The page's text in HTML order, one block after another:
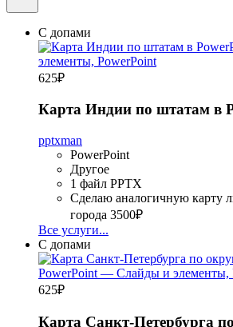
С допами
625₽
Карта Индии по штатам в
pptxman
PowerPoint
Другое
1 файл PPTX
Сделаю аналогичную карту
города 3500₽
Все услуги...
С допами
625₽
Карта Санкт-Петербурга